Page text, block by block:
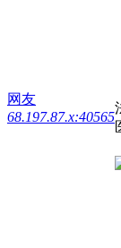
网友
68.197.87.x:40565